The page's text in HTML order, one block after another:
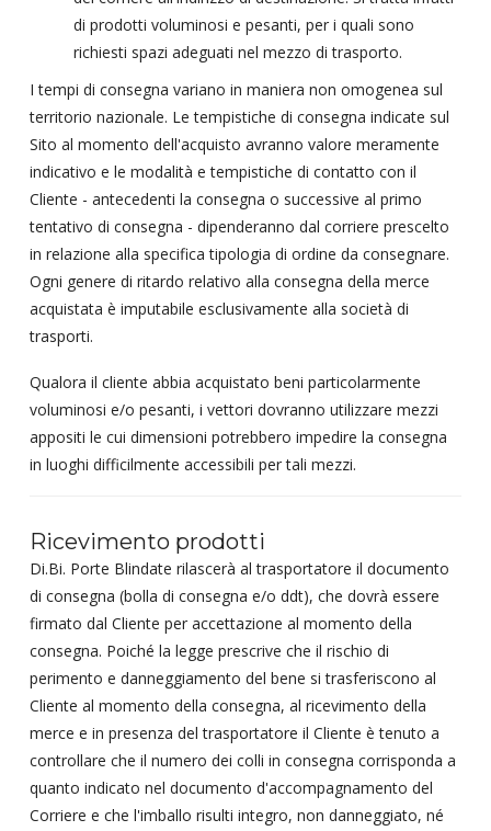
di prodotti voluminosi e pesanti, per i quali sono
richiesti spazi adeguati nel mezzo di trasporto.
I tempi di consegna variano in maniera non omogenea sul
territorio nazionale. Le tempistiche di consegna indicate sul
Sito al momento dell'acquisto avranno valore meramente
indicativo e le modalità e tempistiche di contatto con il
Cliente - antecedenti la consegna o successive al primo
tentativo di consegna - dipenderanno dal corriere prescelto
in relazione alla specifica tipologia di ordine da consegnare.
Ogni genere di ritardo relativo alla consegna della merce
acquistata è imputabile esclusivamente alla società di
trasporti.
Qualora il cliente abbia acquistato beni particolarmente
voluminosi e/o pesanti, i vettori dovranno utilizzare mezzi
appositi le cui dimensioni potrebbero impedire la consegna
in luoghi difficilmente accessibili per tali mezzi.
Ricevimento prodotti
Di.Bi. Porte Blindate rilascerà al trasportatore il documento
di consegna (bolla di consegna e/o ddt), che dovrà essere
firmato dal Cliente per accettazione al momento della
consegna. Poiché la legge prescrive che il rischio di
perimento e danneggiamento del bene si trasferiscono al
Cliente al momento della consegna, al ricevimento della
merce e in presenza del trasportatore il Cliente è tenuto a
controllare che il numero dei colli in consegna corrisponda a
quanto indicato nel documento d'accompagnamento del
Corriere e che l'imballo risulti integro, non danneggiato, né